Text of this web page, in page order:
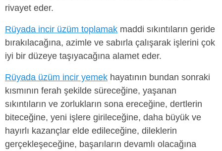
rivayet eder.
Rüyada incir üzüm toplamak maddi sıkıntıların geride
bırakılacağına, azimle ve sabırla çalışarak işlerini çok
iyi bir düzeye taşıyacağına alamet eder.
Rüyada üzüm incir yemek hayatının bundan sonraki
kısmının ferah şekilde süreceğine, yaşanan
sıkıntıların ve zorlukların sona ereceğine, dertlerin
biteceğine, yeni işlere girileceğine, daha büyük ve
hayırlı kazançlar elde edileceğine, dileklerin
gerçekleşeceğine, başarıların devamlı olacağına